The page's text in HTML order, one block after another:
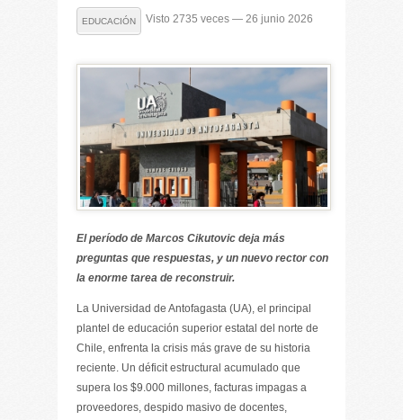
EDUCACIÓN Visto 2735 veces — 26 junio 2026
El período de Marcos Cikutovic deja más
preguntas que respuestas, y un nuevo rector con
la enorme tarea de reconstruir.
La Universidad de Antofagasta (UA), el principal
plantel de educación superior estatal del norte de
Chile, enfrenta la crisis más grave de su historia
reciente. Un déficit estructural acumulado que
supera los $9.000 millones, facturas impagas a
proveedores, despido masivo de docentes,